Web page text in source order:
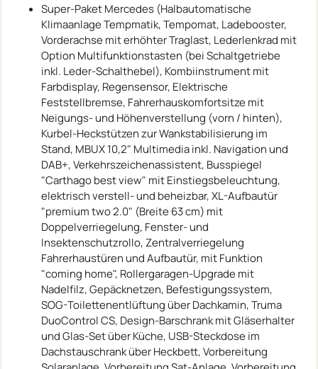
Super-Paket Mercedes (Halbautomatische
Klimaanlage Tempmatik, Tempomat, Ladebooster,
Vorderachse mit erhöhter Traglast, Lederlenkrad mit
Option Multifunktionstasten (bei Schaltgetriebe
inkl. Leder-Schalthebel), Kombiinstrument mit
Farbdisplay, Regensensor, Elektrische
Feststellbremse, Fahrerhauskomfortsitze mit
Neigungs- und Höhenverstellung (vorn / hinten),
Kurbel-Heckstützen zur Wankstabilisierung im
Stand, MBUX 10,2" Multimedia inkl. Navigation und
DAB+, Verkehrszeichenassistent, Busspiegel
"Carthago best view" mit Einstiegsbeleuchtung,
elektrisch verstell- und beheizbar, XL-Aufbautür
"premium two 2.0" (Breite 63 cm) mit
Doppelverriegelung, Fenster- und
Insektenschutzrollo, Zentralverriegelung
Fahrerhaustüren und Aufbautür, mit Funktion
"coming home", Rollergaragen-Upgrade mit
Nadelfilz, Gepäcknetzen, Befestigungssystem,
SOG-Toilettenentlüftung über Dachkamin, Truma
DuoControl CS, Design-Barschrank mit Gläserhalter
und Glas-Set über Küche, USB-Steckdose im
Dachstauschrank über Heckbett, Vorbereitung